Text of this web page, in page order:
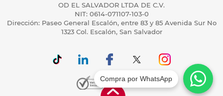
OD EL SALVADOR LTDA DE C.V.
NIT: 0614-071107-103-0
Dirección: Paseo General Escalón, entre 83 y 85 Avenida Sur No
1323 Col. Escalón, San Salvador
Compra por WhatsApp